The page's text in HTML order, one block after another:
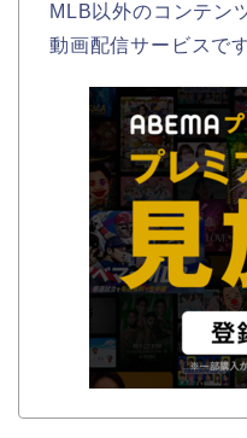
MLB以外のコンテン
動画配信サービスです